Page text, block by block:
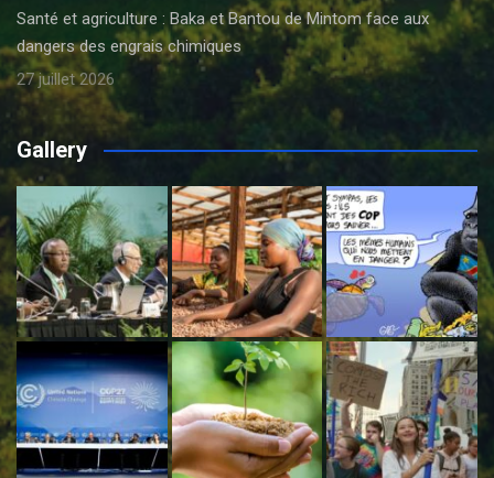
Santé et agriculture : Baka et Bantou de Mintom face aux
dangers des engrais chimiques
27 juillet 2026
Gallery